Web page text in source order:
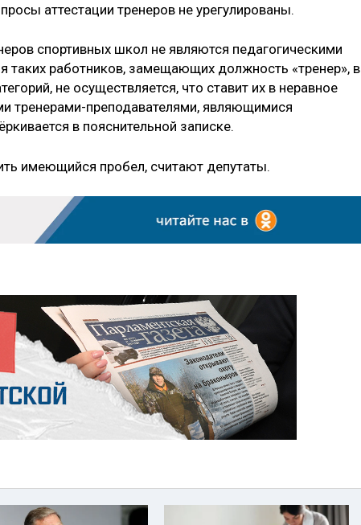
аттестации тренеров не урегулированы.
спортивных школ не являются педагогическими
таких работников, замещающих должность «тренер», в
не осуществляется, что ставит их в неравное
тренерами-преподавателями, являющимися
в пояснительной записке.
имеющийся пробел, считают депутаты.